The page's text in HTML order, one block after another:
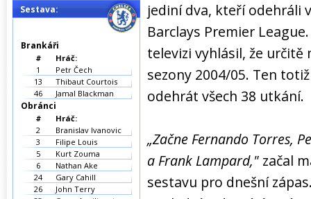
jediní dva, kteří odehráli
Barclays Premier
televizi vyhlásil, že určitě
sezony 2004/05. Ten
odehrát všech 38 utkání.
„Začne Fernando Torres,
a Frank Lampard," začal
sestavu pro dnešní
Sestava:
Brankáři
#
Hráč:
1
Petr Čech
13
Thibaut Courtois
46
Jamal Blackman
Obránci
#
Hráč:
2
Branislav Ivanovic
3
Filipe Louis
5
Kurt Zouma
6
Nathan Ake
24
Gary Cahill
26
John Terry